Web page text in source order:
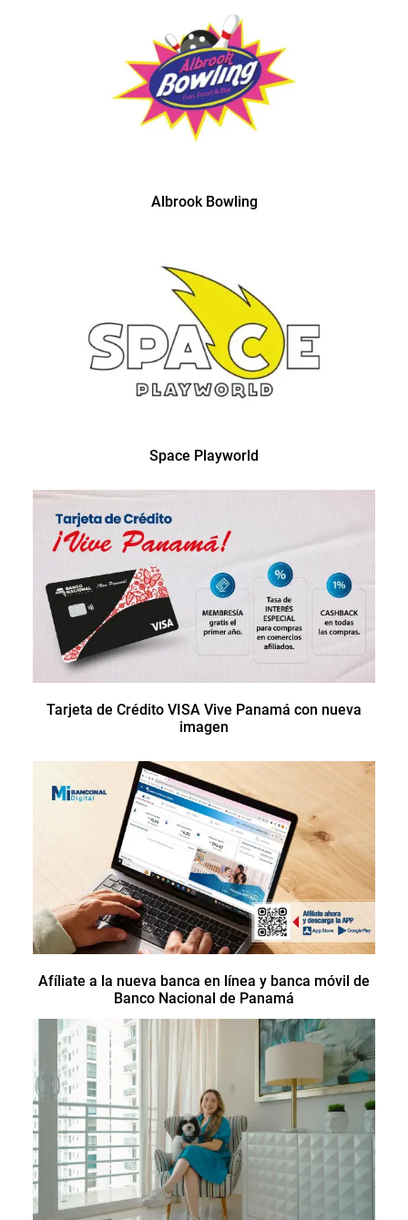
Albrook Bowling
Space Playworld
Tarjeta de Crédito VISA Vive Panamá con nueva
imagen
Afíliate a la nueva banca en línea y banca móvil de
Banco Nacional de Panamá